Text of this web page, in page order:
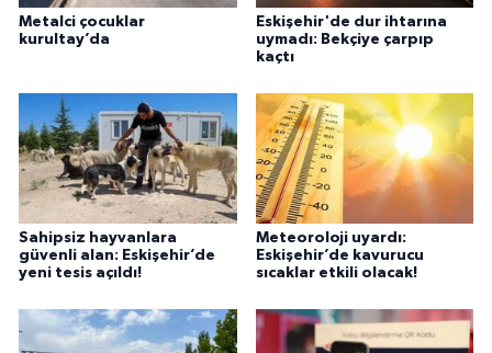
Metalci çocuklar
kurultay’da
Eskişehir'de dur ihtarına
uymadı: Bekçiye çarpıp
kaçtı
Sahipsiz hayvanlara
güvenli alan: Eskişehir’de
yeni tesis açıldı!
Meteoroloji uyardı:
Eskişehir’de kavurucu
sıcaklar etkili olacak!